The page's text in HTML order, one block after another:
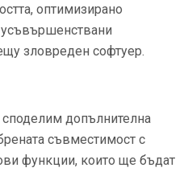
оптимизирано
усъвършенствани
зловреден софтуер.
допълнителна
съвместимост с
функции, които ще бъдат